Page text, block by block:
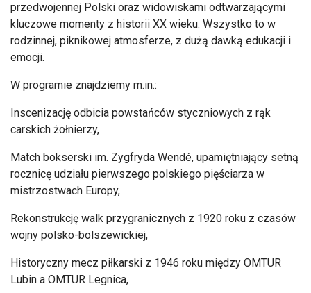
przedwojennej Polski oraz widowiskami odtwarzającymi
kluczowe momenty z historii XX wieku. Wszystko to w
rodzinnej, piknikowej atmosferze, z dużą dawką edukacji i
emocji.
W programie znajdziemy m.in.:
Inscenizację odbicia powstańców styczniowych z rąk
carskich żołnierzy,
Match bokserski im. Zygfryda Wendé, upamiętniający setną
rocznicę udziału pierwszego polskiego pięściarza w
mistrzostwach Europy,
Rekonstrukcję walk przygranicznych z 1920 roku z czasów
wojny polsko-bolszewickiej,
Historyczny mecz piłkarski z 1946 roku między OMTUR
Lubin a OMTUR Legnica,